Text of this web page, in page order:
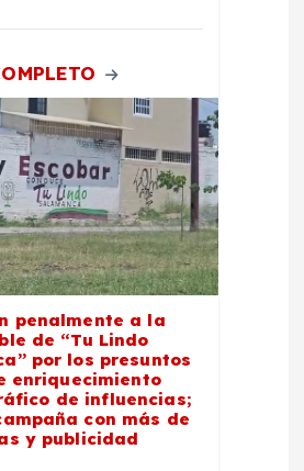
penalmente a la
de “Tu Lindo
por los presuntos
enriquecimiento
de influencias;
con más de
y publicidad